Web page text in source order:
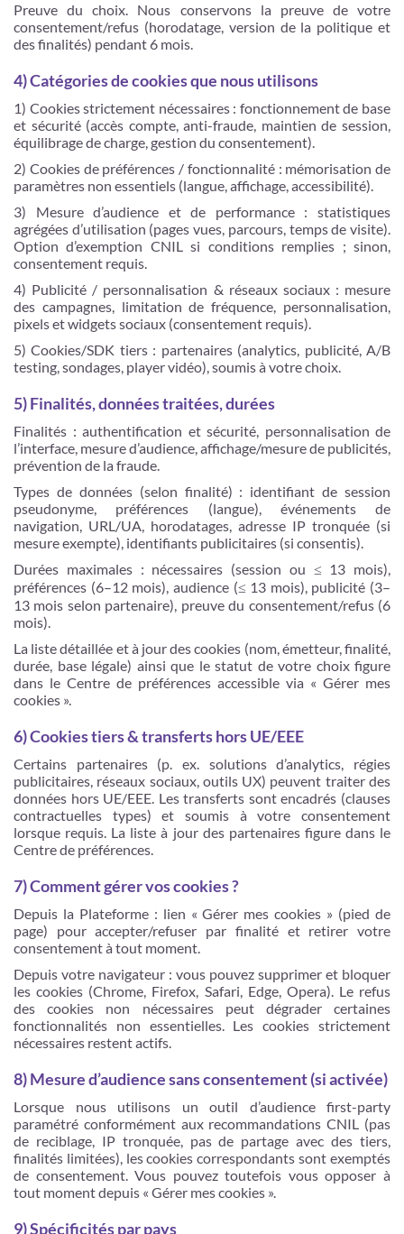
Preuve du choix. Nous conservons la preuve de votre
consentement/refus (horodatage, version de la politique et
des finalités) pendant 6 mois.
4) Catégories de cookies que nous utilisons
1) Cookies strictement nécessaires : fonctionnement de base
et sécurité (accès compte, anti-fraude, maintien de session,
équilibrage de charge, gestion du consentement).
2) Cookies de préférences / fonctionnalité : mémorisation de
paramètres non essentiels (langue, affichage, accessibilité).
3) Mesure d’audience et de performance : statistiques
agrégées d’utilisation (pages vues, parcours, temps de visite).
Option d’exemption CNIL si conditions remplies ; sinon,
consentement requis.
4) Publicité / personnalisation & réseaux sociaux : mesure
des campagnes, limitation de fréquence, personnalisation,
pixels et widgets sociaux (consentement requis).
5) Cookies/SDK tiers : partenaires (analytics, publicité, A/B
testing, sondages, player vidéo), soumis à votre choix.
5) Finalités, données traitées, durées
Finalités : authentification et sécurité, personnalisation de
l’interface, mesure d’audience, affichage/mesure de publicités,
prévention de la fraude.
Types de données (selon finalité) : identifiant de session
pseudonyme, préférences (langue), événements de
navigation, URL/UA, horodatages, adresse IP tronquée (si
mesure exempte), identifiants publicitaires (si consentis).
Durées maximales : nécessaires (session ou ≤ 13 mois),
préférences (6–12 mois), audience (≤ 13 mois), publicité (3–
13 mois selon partenaire), preuve du consentement/refus (6
mois).
La liste détaillée et à jour des cookies (nom, émetteur, finalité,
durée, base légale) ainsi que le statut de votre choix figure
dans le Centre de préférences accessible via « Gérer mes
cookies ».
6) Cookies tiers & transferts hors UE/EEE
Certains partenaires (p. ex. solutions d’analytics, régies
publicitaires, réseaux sociaux, outils UX) peuvent traiter des
données hors UE/EEE. Les transferts sont encadrés (clauses
contractuelles types) et soumis à votre consentement
lorsque requis. La liste à jour des partenaires figure dans le
Centre de préférences.
7) Comment gérer vos cookies ?
Depuis la Plateforme : lien « Gérer mes cookies » (pied de
page) pour accepter/refuser par finalité et retirer votre
consentement à tout moment.
Depuis votre navigateur : vous pouvez supprimer et bloquer
les cookies (Chrome, Firefox, Safari, Edge, Opera). Le refus
des cookies non nécessaires peut dégrader certaines
fonctionnalités non essentielles. Les cookies strictement
nécessaires restent actifs.
8) Mesure d’audience sans consentement (si activée)
Lorsque nous utilisons un outil d’audience first-party
paramétré conformément aux recommandations CNIL (pas
de reciblage, IP tronquée, pas de partage avec des tiers,
finalités limitées), les cookies correspondants sont exemptés
de consentement. Vous pouvez toutefois vous opposer à
tout moment depuis « Gérer mes cookies ».
9) Spécificités par pays